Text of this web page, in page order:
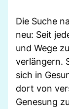
Die Suche
neu: Seit
und Wege
verlängern.
sich in
dort von
Genesung